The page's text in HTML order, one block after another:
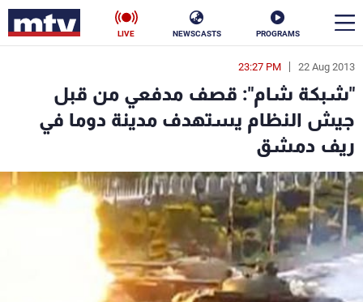
PROGRAMS
NEWSCASTS
LIVE
22 Aug 2013
23:27 PM
"شبكة شام": قصف مدفعي من قبل
جيش النظام يستهدف مدينة دوما في
ريف دمشق
en
الأخبار
سياسة
إقتصاد فن
منوعات رياضة
كأس العالم